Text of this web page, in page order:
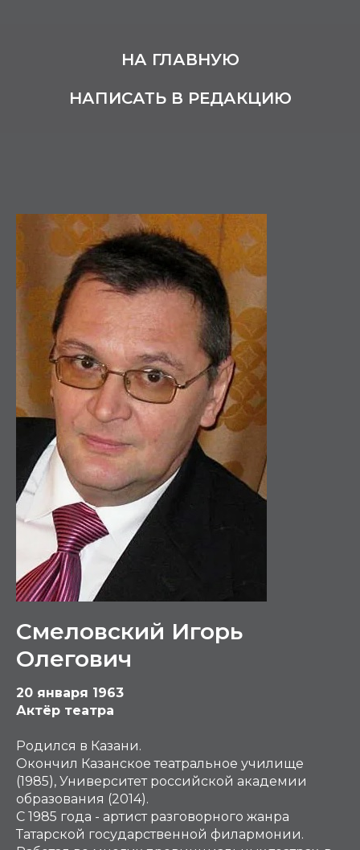
НА ГЛАВНУЮ
НАПИСАТЬ В РЕДАКЦИЮ
Смеловский Игорь
Олегович
20 января 1963
Актёр театра
Родился в Казани.
Окончил Казанское театральное училище
(1985), Университет российской академии
образования (2014).
С 1985 года - артист разговорного жанра
Татарской государственной филармонии.